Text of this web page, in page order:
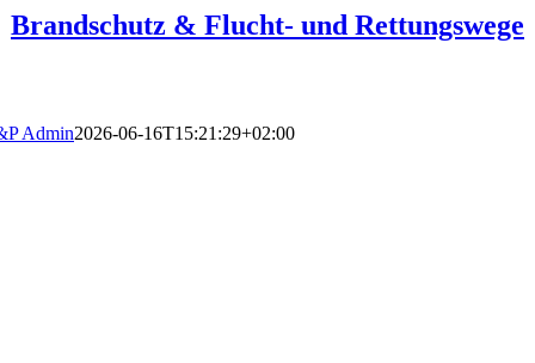
Brandschutz & Flucht- und Rettungswege
Admin2026-06-16T15:21:29+02:00